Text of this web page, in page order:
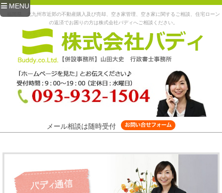
MENU
福岡県、北九州市近郊の不動産購入及び売却、空き家管理、空き家に関するご相談、住宅ローン
の返済でお困りの方は株式会社バディへご相談ください。
メール相談は随時受付